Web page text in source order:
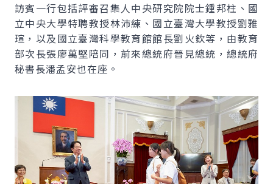
訪賓一行包括評審召集人中央研究院院士鍾邦柱、國
立中央大學特聘教授林沛練、國立臺灣大學教授劉雅
瑄，以及國立臺灣科學教育館館長劉火欽等，由教育
部次長張廖萬堅陪同，前來總統府晉見總統，總統府
秘書長潘孟安也在座。